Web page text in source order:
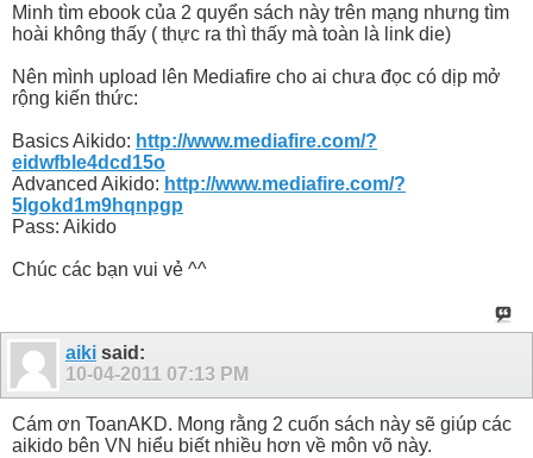
Minh tìm ebook của 2 quyển sách này trên mạng nhưng tìm
hoài không thấy ( thực ra thì thấy mà toàn là link die)
Nên mình upload lên Mediafire cho ai chưa đọc có dịp mở
rộng kiến thức:
Basics Aikido: http://www.mediafire.com/?
eidwfble4dcd15o
Advanced Aikido: http://www.mediafire.com/?
5lgokd1m9hqnpgp
Pass: Aikido
Chúc các bạn vui vẻ ^^
aiki said:
10-04-2011 07:13 PM
Cám ơn ToanAKD. Mong rằng 2 cuốn sách này sẽ giúp các
aikido bên VN hiểu biết nhiều hơn về môn võ này.